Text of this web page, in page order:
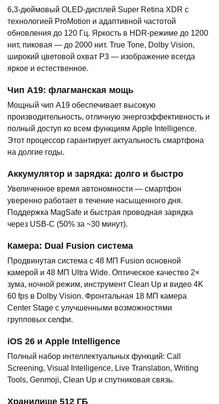
6,3-дюймовый OLED-дисплей Super Retina XDR с
технологией ProMotion и адаптивной частотой
обновления до 120 Гц. Яркость в HDR-режиме до 1200
нит, пиковая — до 2000 нит. True Tone, Dolby Vision,
широкий цветовой охват P3 — изображение всегда
яркое и естественное.
Чип A19: флагманская мощь
Мощный чип A19 обеспечивает высокую
производительность, отличную энергоэффективность и
полный доступ ко всем функциям Apple Intelligence.
Этот процессор гарантирует актуальность смартфона
на долгие годы.
Аккумулятор и зарядка: долго и быстро
Увеличенное время автономности — смартфон
уверенно работает в течение насыщенного дня.
Поддержка MagSafe и быстрая проводная зарядка
через USB-C (50% за ~30 минут).
Камера: Dual Fusion система
Продвинутая система с 48 МП Fusion основной
камерой и 48 МП Ultra Wide. Оптическое качество 2×
зума, ночной режим, инструмент Clean Up и видео 4K
60 fps в Dolby Vision. Фронтальная 18 МП камера
Center Stage с улучшенными возможностями
групповых селфи.
iOS 26 и Apple Intelligence
Полный набор интеллектуальных функций: Call
Screening, Visual Intelligence, Live Translation, Writing
Tools, Genmoji, Clean Up и спутниковая связь.
Хранилище 512 ГБ